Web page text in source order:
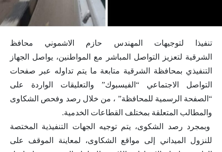
تنفيذا لتوجيهات المهندس حازم الاشموني محافظ
الشرقية لتعزيز التواصل المباشر مع المواطنين، يواصل الجهاز
التنفيذي بمحافظة الشرقية متابعة ما يتم تداوله عبر صفحات
التواصل الاجتماعي “الفيسبوك” والتعليقات الواردة على
“الصفحة الرسمية للمحافظة” ، من خلال رصد وفحص الشكاوى
والمطالب المتعلقة بمختلف القطاعات الخدمية.
وبمجرد رصد الشكوى، يتم توجيه الجهات التنفيذية المختصة
للنزول الميداني إلى مواقع الشكاوى، لمعاينة الموقف على